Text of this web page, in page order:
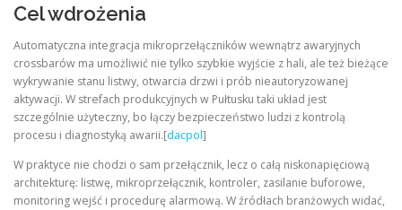
Cel wdrożenia
Automatyczna integracja mikroprzełączników wewnątrz awaryjnych
crossbarów ma umożliwić nie tylko szybkie wyjście z hali, ale też bieżące
wykrywanie stanu listwy, otwarcia drzwi i prób nieautoryzowanej
aktywacji. W strefach produkcyjnych w Pułtusku taki układ jest
szczególnie użyteczny, bo łączy bezpieczeństwo ludzi z kontrolą
procesu i diagnostyką awarii.[dacpol]
W praktyce nie chodzi o sam przełącznik, lecz o całą niskonapięciową
architekturę: listwę, mikroprzełącznik, kontroler, zasilanie buforowe,
monitoring wejść i procedurę alarmową. W źródłach branżowych widać,